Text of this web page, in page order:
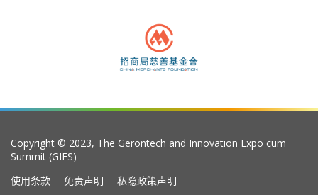
Copyright © 2023, The Gerontech and Innovation Expo cum
Summit (GIES)
使用条款
免责声明 私隐政策声明